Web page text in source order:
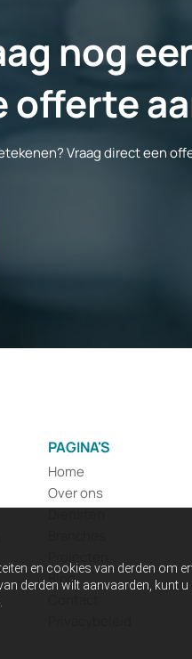
en cookies van derden om
derden wilt aanvaarden, kunt
nog
offerte
Vraag direct een
PAGINA'S
Home
Over ons
Blog